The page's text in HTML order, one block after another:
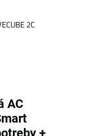
2C
AC